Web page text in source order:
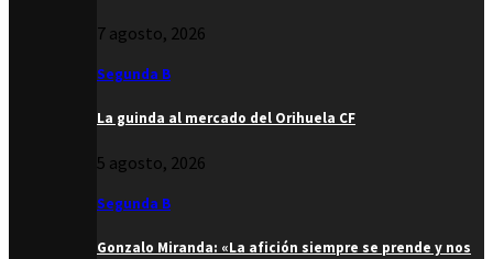
7 agosto, 2026
Segunda B
La guinda al mercado del Orihuela CF
5 agosto, 2026
Segunda B
Gonzalo Miranda: «La afición siempre se prende y nos